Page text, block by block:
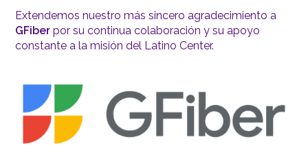
Extendemos nuestro más sincero agradecimiento a
GFiber por su continua colaboración y su apoyo
constante a la misión del Latino Center.